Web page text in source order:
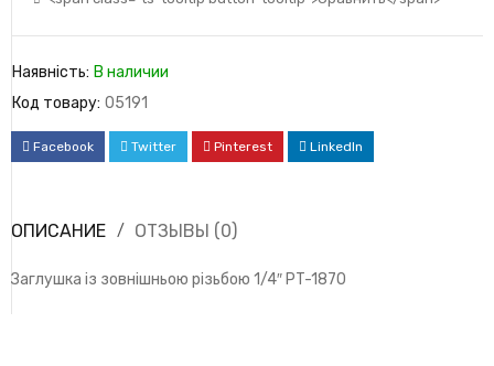
Наявність: В наличии
Код товару: 05191
Facebook Twitter Pinterest LinkedIn
ОПИСАНИЕ ОТЗЫВЫ (0)
Заглушка із зовнішньою різьбою 1/4″ PT-1870